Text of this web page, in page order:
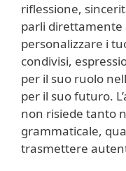
riflessione,
parli direttamente
personalizzare i
condivisi,
per il suo ruolo
per il suo futuro.
non risiede tanto
grammaticale,
trasmettere